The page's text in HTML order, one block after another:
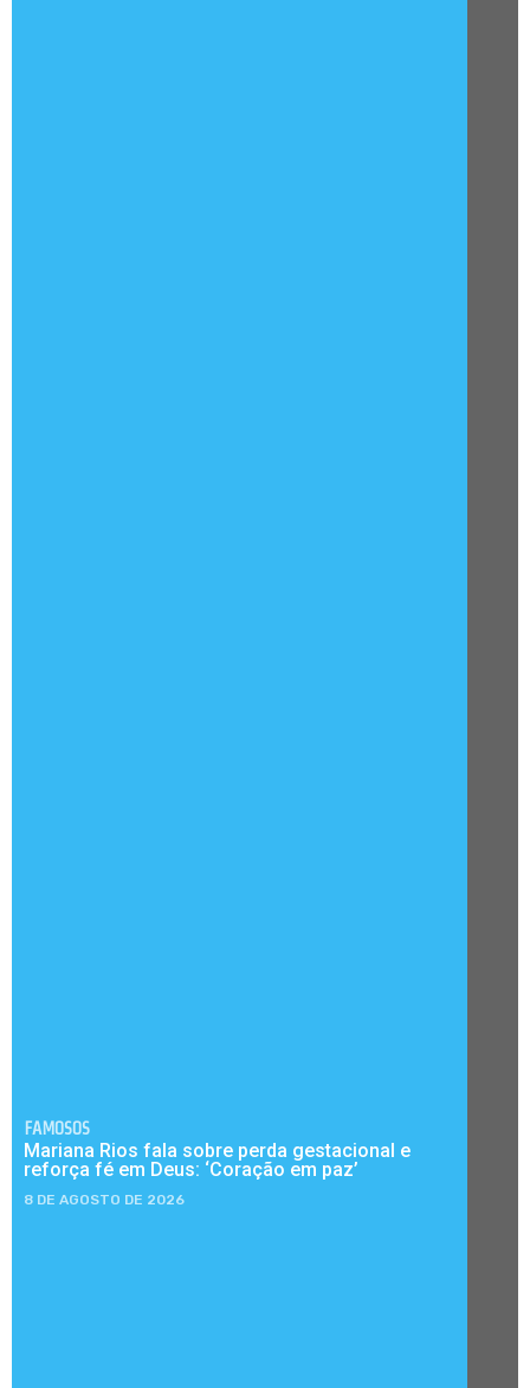
FAMOSOS
Mariana Rios fala sobre perda gestacional e
reforça fé em Deus: ‘Coração em paz’
8 DE AGOSTO DE 2026